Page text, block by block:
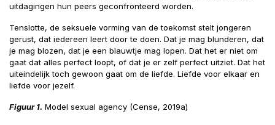
uitdagingen hun peers geconfronteerd worden.
Tenslotte, de seksuele vorming van de toekomst stelt jongeren
gerust, dat iedereen leert door te doen. Dat je mag blunderen, dat
je mag blozen, dat je een blauwtje mag lopen. Dat het er niet om
gaat dat alles perfect loopt, of dat je er zelf perfect uitziet. Dat het
uiteindelijk toch gewoon gaat om de liefde. Liefde voor elkaar en
liefde voor jezelf.
Figuur 1. Model sexual agency (Cense, 2019a)